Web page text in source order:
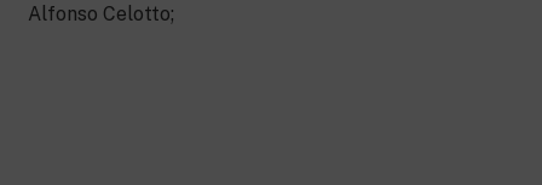
Alfonso Celotto;